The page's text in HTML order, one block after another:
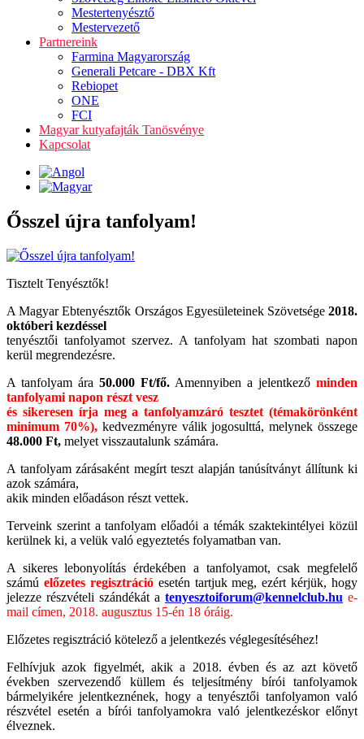
Mestertenyésztő
Mestervezető
Partnereink
Farmina Magyarország
Generali Petcare - DBX Kft
Rebiopet
ONE
FCI
Magyar kutyafajták Tanösvénye
Kapcsolat
Ősszel újra tanfolyam!
Tisztelt Tenyésztők!
A Magyar Ebtenyésztők Országos Egyesületeinek Szövetsége 2018.
októberi kezdéssel
tenyésztői tanfolyamot szervez. A tanfolyam hat szombati napon
kerül megrendezésre.
A tanfolyam ára 50.000 Ft/fő. Amennyiben a jelentkező minden
tanfolyami napon részt vesz
és sikeresen írja meg a tanfolyamzáró tesztet (témakörönként
minimum 70%),kedvezményre válik jogosulttá, melynek összege
48.000 Ft, melyet visszautalunk számára.
A tanfolyam zárásaként megírt teszt alapján tanúsítványt állítunk ki
azok számára,
akik minden előadáson részt vettek.
Terveink szerint a tanfolyam előadói a témák szaktekintélyei közül
kerülnek ki, a velük való egyeztetés folyamatban van.
A sikeres lebonyolítás érdekében a tanfolyamot, csak megfelelő
számú előzetes regisztrációesetén tartjuk meg, ezért kérjük, hogy
jelezze részvételi szándékát a tenyesztoiforum@kennelclub.hu e-
mail címen, 2018. augusztus 15-én 18 óráig.
Előzetes regisztráció kötelező a jelentkezés véglegesítéséhez!
Felhívjuk azok figyelmét, akik a 2018. évben és az azt követő
években szervezendő küllem és teljesítmény bírói tanfolyamok
bármelyikére jelentkeznének, hogy a tenyésztői tanfolyamon való
részvétel esetén a bírói tanfolyamokra való jelentkezéskor előnyt
élveznek.